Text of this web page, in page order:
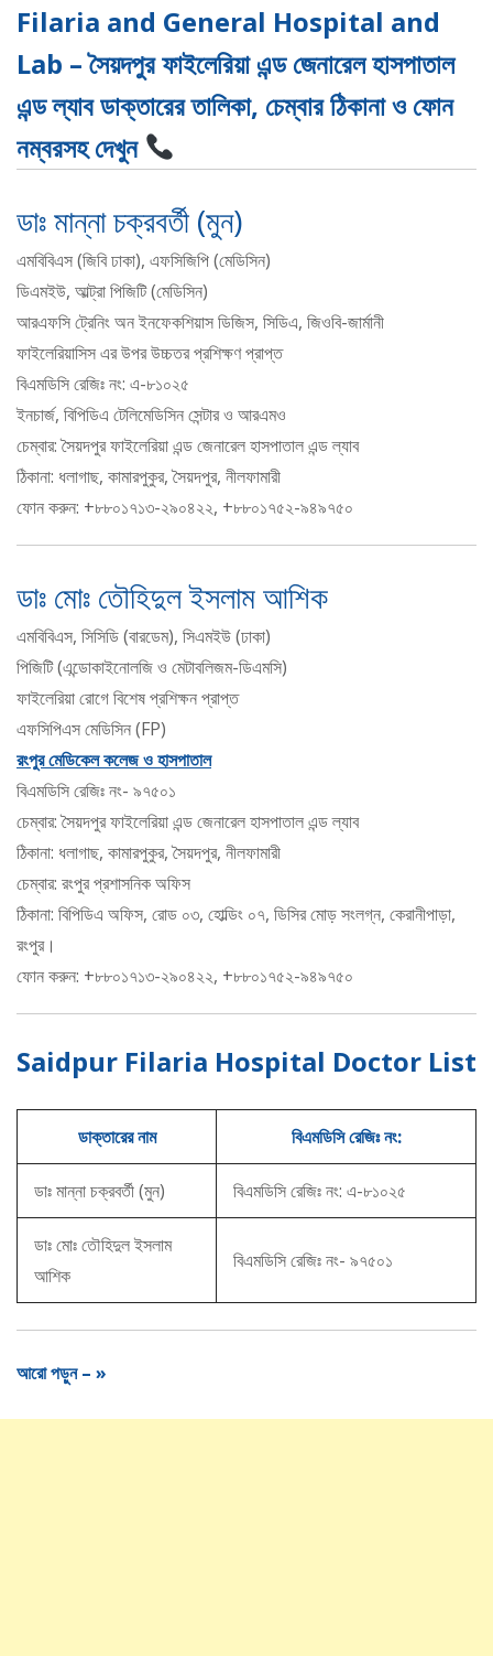
Filaria and General Hospital and
Lab – সৈয়দপুর ফাইলেরিয়া এন্ড জেনারেল হাসপাতাল
এন্ড ল্যাব ডাক্তারের তালিকা, চেম্বার ঠিকানা ও ফোন
নম্বরসহ দেখুন
ডাঃ মান্না চক্রবর্তী (মুন)
এমবিবিএস (জিবি ঢাকা), এফসিজিপি (মেডিসিন)
ডিএমইউ, আল্ট্রা পিজিটি (মেডিসিন)
আরএফসি ট্রেনিং অন ইনফেকশিয়াস ডিজিস, সিডিএ, জিওবি-জার্মানী
ফাইলেরিয়াসিস এর উপর উচ্চতর প্রশিক্ষণ প্রাপ্ত
বিএমডিসি রেজিঃ নং: এ-৮১০২৫
ইনচার্জ, বিপিডিএ টেলিমেডিসিন সেন্টার ও আরএমও
চেম্বার: সৈয়দপুর ফাইলেরিয়া এন্ড জেনারেল হাসপাতাল এন্ড ল্যাব
ঠিকানা: ধলাগাছ, কামারপুকুর, সৈয়দপুর, নীলফামারী
ফোন করুন: +৮৮০১৭১৩-২৯০৪২২, +৮৮০১৭৫২-৯৪৯৭৫০
ডাঃ মোঃ তৌহিদুল ইসলাম আশিক
এমবিবিএস, সিসিডি (বারডেম), সিএমইউ (ঢাকা)
পিজিটি (এন্ডোকাইনোলজি ও মেটাবলিজম-ডিএমসি)
ফাইলেরিয়া রোগে বিশেষ প্রশিক্ষন প্রাপ্ত
এফসিপিএস মেডিসিন (FP)
রংপুর মেডিকেল কলেজ ও হাসপাতাল
বিএমডিসি রেজিঃ নং- ৯৭৫০১
চেম্বার: সৈয়দপুর ফাইলেরিয়া এন্ড জেনারেল হাসপাতাল এন্ড ল্যাব
ঠিকানা: ধলাগাছ, কামারপুকুর, সৈয়দপুর, নীলফামারী
চেম্বার: রংপুর প্রশাসনিক অফিস
ঠিকানা: বিপিডিএ অফিস, রোড ০৩, হোল্ডিং ০৭, ডিসির মোড় সংলগ্ন, কেরানীপাড়া,
রংপুর।
ফোন করুন: +৮৮০১৭১৩-২৯০৪২২, +৮৮০১৭৫২-৯৪৯৭৫০
Saidpur Filaria Hospital Doctor List
ডাক্তারের নাম বিএমডিসি রেজিঃ নং:
ডাঃ মান্না চক্রবর্তী (মুন) বিএমডিসি রেজিঃ নং: এ-৮১০২৫
ডাঃ মোঃ তৌহিদুল ইসলাম
আশিক
বিএমডিসি রেজিঃ নং- ৯৭৫০১
আরো পড়ুন – »